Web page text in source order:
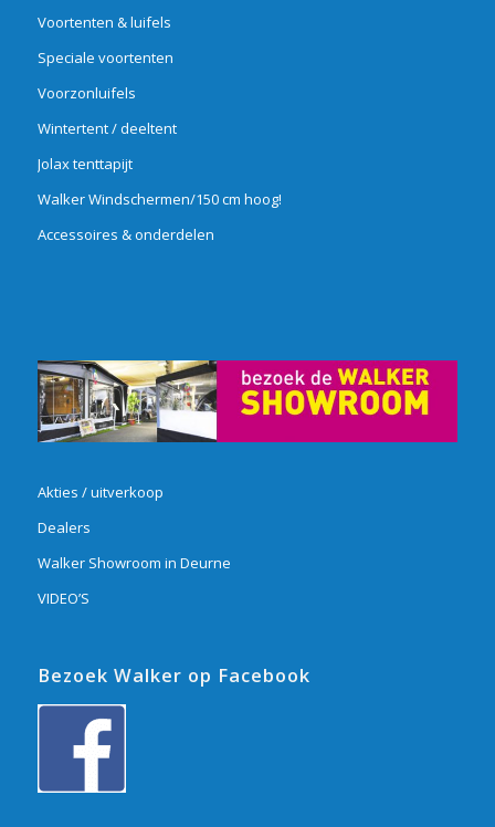
Voortenten & luifels
Speciale voortenten
Voorzonluifels
Wintertent / deeltent
Jolax tenttapijt
Walker Windschermen/150 cm hoog!
Accessoires & onderdelen
Akties / uitverkoop
Dealers
Walker Showroom in Deurne
VIDEO’S
Bezoek Walker op Facebook